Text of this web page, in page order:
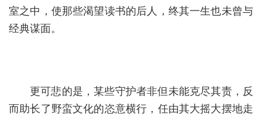
室之中，使那些渴望读书的后人，终其一生也未曾与
经典谋面。
更可悲的是，某些守护者非但未能克尽其责，反
而助长了野蛮文化的恣意横行，任由其大摇大摆地走